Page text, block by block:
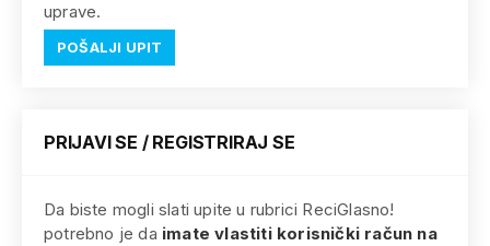
uprave.
POŠALJI UPIT
PRIJAVI SE / REGISTRIRAJ SE
Da biste mogli slati upite u rubrici ReciGlasno!
potrebno je da imate vlastiti korisnički račun na